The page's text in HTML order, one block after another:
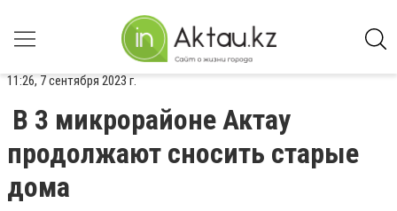
11:26, 7 сентября 2023 г.
В 3 микрорайоне Актау
продолжают сносить старые
дома